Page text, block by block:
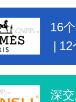
16
12
行
深